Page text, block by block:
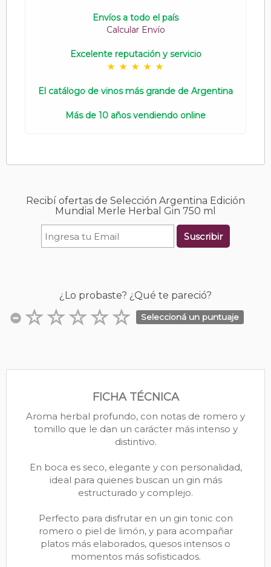
Envíos a todo el país
Calcular Envío
Excelente reputación y servicio
El catálogo de vinos más grande de Argentina
Más de 10 años vendiendo online
Recibí ofertas de Selección Argentina Edición
Mundial Merle Herbal Gin 750 ml
Suscribir
¿Lo probaste? ¿Qué te pareció?
Seleccioná un puntuaje
FICHA TÉCNICA
Aroma herbal profundo, con notas de romero y
tomillo que le dan un carácter más intenso y
distintivo.
En boca es seco, elegante y con personalidad,
ideal para quienes buscan un gin más
estructurado y complejo.
Perfecto para disfrutar en un gin tonic con
romero o piel de limón, y para acompañar
platos más elaborados, quesos intensos o
momentos más sofisticados.